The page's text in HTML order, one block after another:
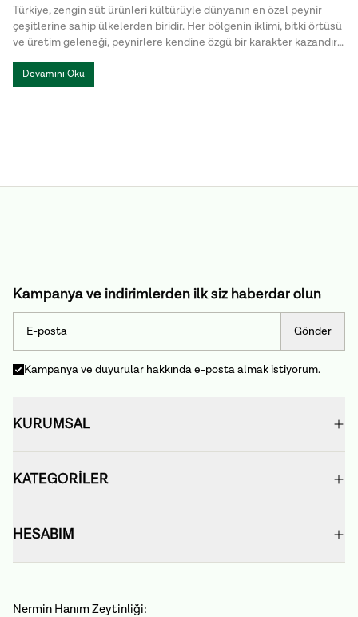
Türkiye, zengin süt ürünleri kültürüyle dünyanın en özel peynir
çeşitlerine sahip ülkelerden biridir. Her bölgenin iklimi, bitki örtüsü
ve üretim geleneği, peynirlere kendine özgü bir karakter kazandırır.
Türk peynirleri arasında öne çıkan Mihaliç peyniri, Bergama Tulum,
İzmir Tulum ve Cunda Tulum ise hem üretim yöntemleri hem de
lezzet profilleriyle birbirinden ayrılır.
Devamını Oku
Kampanya ve indirimlerden ilk siz haberdar olun
Gönder
Kampanya ve duyurular hakkında e-posta almak istiyorum.
KURUMSAL
KATEGORİLER
HESABIM
Nermin Hanım Zeytinliği: